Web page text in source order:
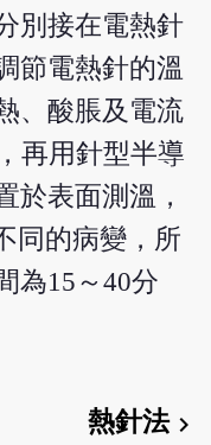
別接在電熱針
節電熱針的溫
、酸脹及電流
再用針型半導
於表面測溫，
同的病變，所
為15～40分
熱針法chevron_right